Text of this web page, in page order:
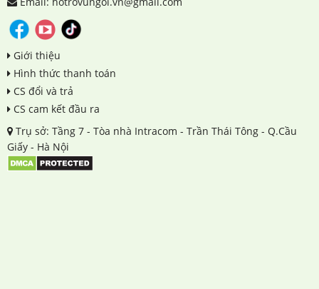
Giới thiệu
Hình thức thanh toán
CS đổi và trả
CS cam kết đầu ra
Trụ sở: Tầng 7 - Tòa nhà Intracom - Trần Thái Tông - Q.Cầu
Giấy - Hà Nội